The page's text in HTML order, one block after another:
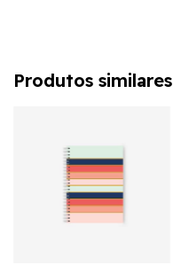
Produtos similares